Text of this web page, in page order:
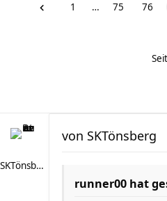
1 … 75 76
SKTönsberg
von SKTönsberg
runner00 hat